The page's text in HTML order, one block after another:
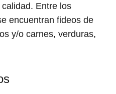
Entre los
encuentran fideos de
y/o carnes, verduras,